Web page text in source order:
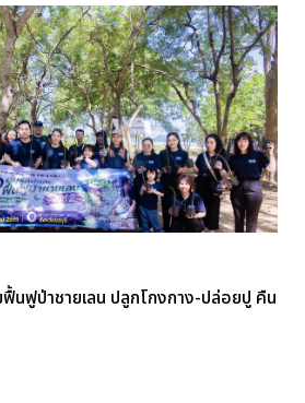
นฟูป่าชายเลน ปลูกโกงกาง-ปล่อยปู คืน